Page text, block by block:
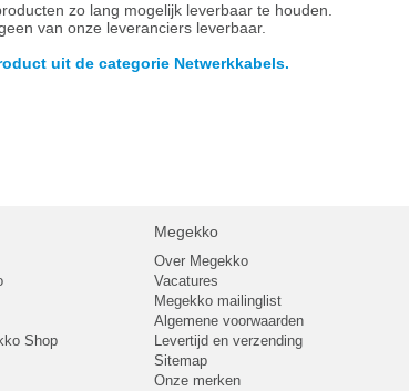
zo lang mogelijk leverbaar te houden.
van onze leveranciers leverbaar.
uit de categorie Netwerkkabels.
Shop
Megekko
Over Megekko
Vacatures
Megekko mailinglist
Algemene voorwaarden
Levertijd en verzending
Sitemap
Onze merken